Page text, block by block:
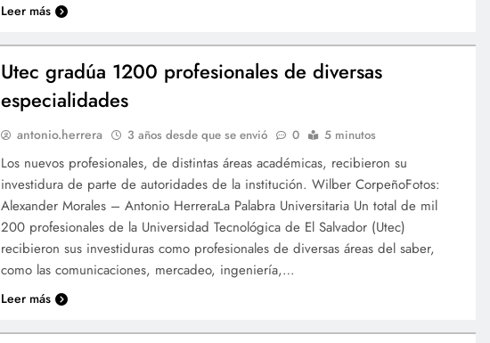
Leer más
Utec gradúa 1200 profesionales de diversas
especialidades
antonio.herrera 3 años desde que se envió 0 5 minutos
Los nuevos profesionales, de distintas áreas académicas, recibieron su
investidura de parte de autoridades de la institución. Wilber CorpeñoFotos:
Alexander Morales – Antonio HerreraLa Palabra Universitaria Un total de mil
200 profesionales de la Universidad Tecnológica de El Salvador (Utec)
recibieron sus investiduras como profesionales de diversas áreas del saber,
como las comunicaciones, mercadeo, ingeniería,…
Leer más